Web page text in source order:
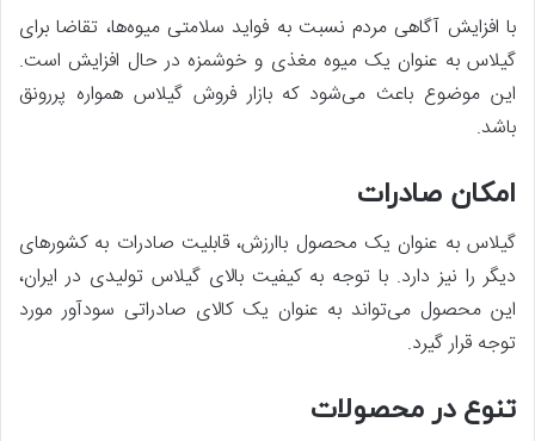
با افزایش آگاهی مردم نسبت به فواید سلامتی میوه‌ها، تقاضا برای
گیلاس به عنوان یک میوه مغذی و خوشمزه در حال افزایش است.
این موضوع باعث می‌شود که بازار فروش گیلاس همواره پررونق
باشد.
امکان صادرات
گیلاس به عنوان یک محصول باارزش، قابلیت صادرات به کشورهای
دیگر را نیز دارد. با توجه به کیفیت بالای گیلاس تولیدی در ایران،
این محصول می‌تواند به عنوان یک کالای صادراتی سودآور مورد
توجه قرار گیرد.
تنوع در محصولات